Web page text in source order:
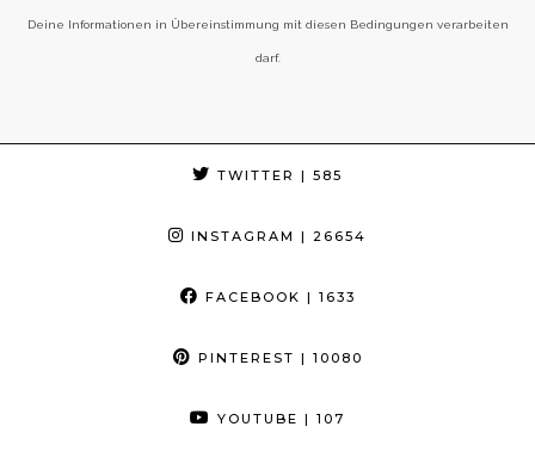
Deine Informationen in Übereinstimmung mit diesen Bedingungen verarbeiten
darf.
TWITTER | 585
INSTAGRAM | 26654
FACEBOOK | 1633
PINTEREST | 10080
YOUTUBE | 107